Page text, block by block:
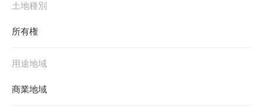
土地種別
所有権
用途地域
商業地域